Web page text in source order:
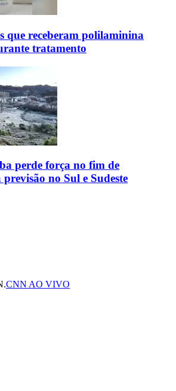
que receberam polilaminina
tratamento
perde força no fim de
no Sul e Sudeste
CNN AO VIVO